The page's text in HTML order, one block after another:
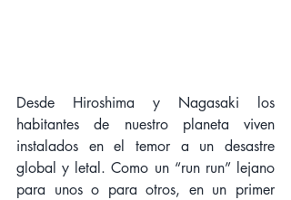
Desde Hiroshima y Nagasaki los
habitantes de nuestro planeta viven
instalados en el temor a un desastre
global y letal. Como un “run run” lejano
para unos o para otros, en un primer